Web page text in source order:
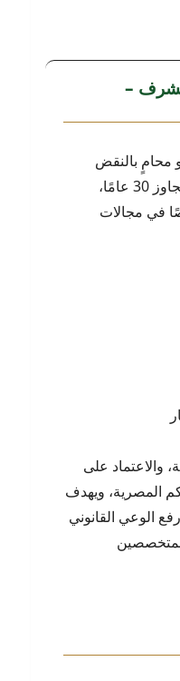
–
بالنقض
يتمتع بخبرة قانونية واسعة تتجاوز 30 عامًا،
في مجالات
والاعتماد على
المصرية، ويهدف
الوعي القانوني